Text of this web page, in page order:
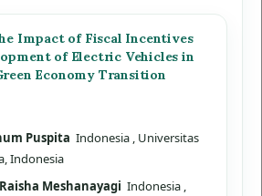
Impact of Fiscal Incentives
of Electric Vehicles in
Economy Transition
Puspita Indonesia , Universitas
Indonesia
Meshanayagi Indonesia ,